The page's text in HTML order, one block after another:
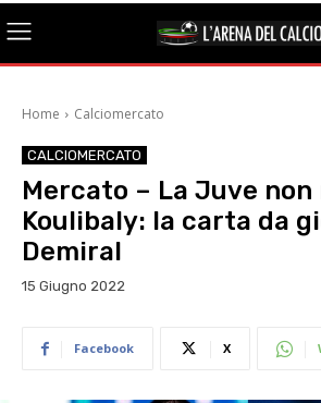
Home Calciomercato
CALCIOMERCATO
Mercato – La Juve non
Koulibaly: la carta da
Demiral
15 Giugno 2022
Facebook X